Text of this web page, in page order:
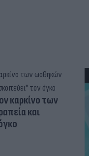
καρκίνο των
και